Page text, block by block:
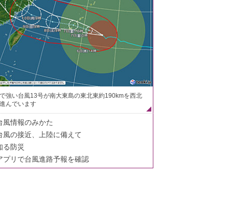
強い台風13号が南大東島の東北東約190kmを西北
んでいます
風情報のみかた
風の接近、上陸に備えて
る防災
プリで台風進路予報を確認